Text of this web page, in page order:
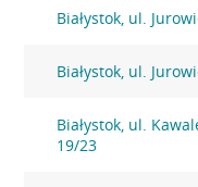
Białystok, ul.
Białystok, ul.
Białystok, ul.
19/23